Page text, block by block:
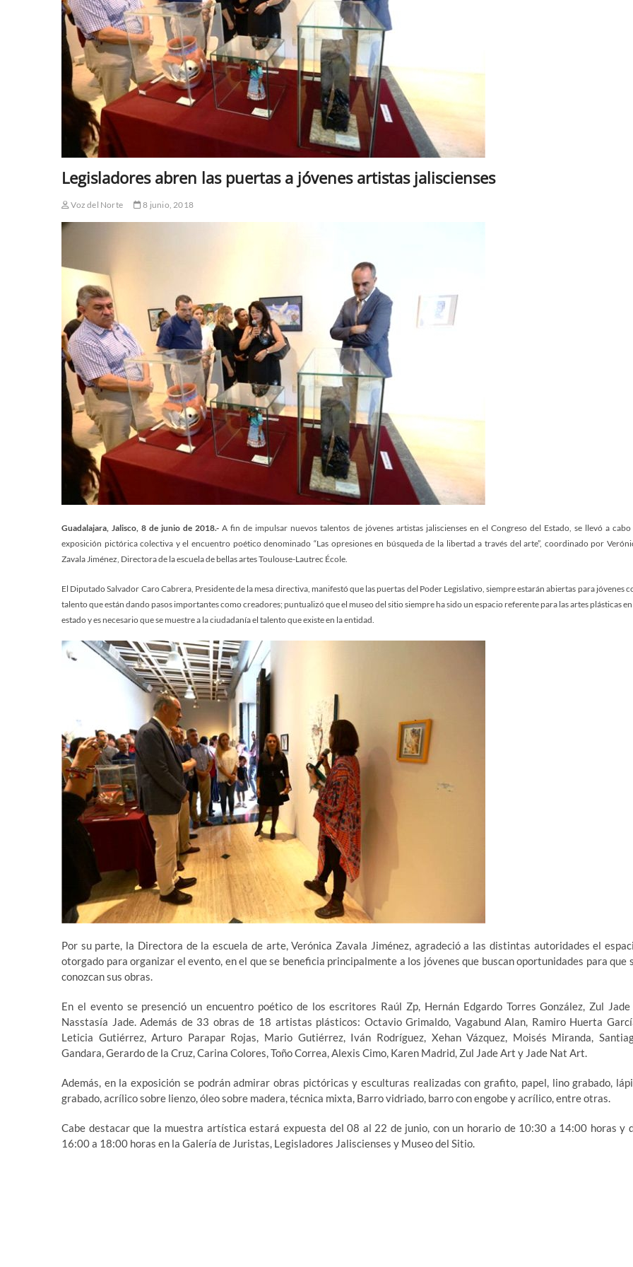
Legisladores abren las puertas a jóvenes artistas jaliscienses
Voz del Norte 8 junio, 2018
Guadalajara, Jalisco, 8 de junio de 2018.- A fin de impulsar nuevos talentos de jóvenes artistas jaliscienses en el Congreso del Estado, se llevó a cabo
exposición pictórica colectiva y el encuentro poético denominado “Las opresiones en búsqueda de la libertad a través del arte”, coordinado por
Zavala Jiménez, Directora de la escuela de bellas artes Toulouse-Lautrec École.
El Diputado Salvador Caro Cabrera, Presidente de la mesa directiva, manifestó que las puertas del Poder Legislativo, siempre estarán abiertas para jóvenes
talento que están dando pasos importantes como creadores; puntualizó que el museo del sitio siempre ha sido un espacio referente para las artes plásticas
estado y es necesario que se muestre a la ciudadanía el talento que existe en la entidad.
Por su parte, la Directora de la escuela de arte, Verónica Zavala Jiménez, agradeció a las distintas autoridades el
otorgado para organizar el evento, en el que se beneficia principalmente a los jóvenes que buscan oportunidades para que
conozcan sus obras.
En el evento se presenció un encuentro poético de los escritores Raúl Zp, Hernán Edgardo Torres González, Zul
Nasstasía Jade. Además de 33 obras de 18 artistas plásticos: Octavio Grimaldo, Vagabund Alan, Ramiro Huerta
Leticia Gutiérrez, Arturo Parapar Rojas, Mario Gutiérrez, Iván Rodríguez, Xehan Vázquez, Moisés Miranda,
Gandara, Gerardo de la Cruz, Carina Colores, Toño Correa, Alexis Cimo, Karen Madrid, Zul Jade Art y Jade Nat Art.
Además, en la exposición se podrán admirar obras pictóricas y esculturas realizadas con grafito, papel, lino grabado,
grabado, acrílico sobre lienzo, óleo sobre madera, técnica mixta, Barro vidriado, barro con engobe y acrílico, entre otras.
Cabe destacar que la muestra artística estará expuesta del 08 al 22 de junio, con un horario de 10:30 a 14:00 horas y
16:00 a 18:00 horas en la Galería de Juristas, Legisladores Jaliscienses y Museo del Sitio.